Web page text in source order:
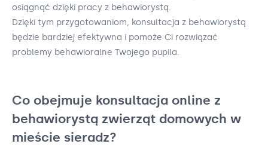
osiągnąć dzięki pracy z behawiorystą.
Dzięki tym przygotowaniom, konsultacja z behawiorystą
będzie bardziej efektywna i pomoże Ci rozwiązać
problemy behawioralne Twojego pupila.
Co obejmuje konsultacja online z
behawiorystą zwierząt domowych w
mieście sieradz?